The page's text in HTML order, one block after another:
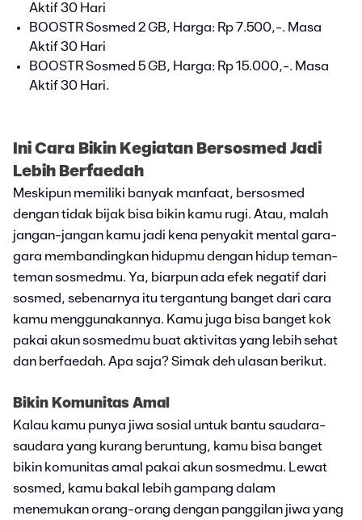
Aktif 30 Hari
BOOSTR Sosmed 2 GB, Harga: Rp 7.500,-. Masa
Aktif 30 Hari
BOOSTR Sosmed 5 GB, Harga: Rp 15.000,-. Masa
Aktif 30 Hari.
Ini Cara Bikin Kegiatan Bersosmed Jadi
Lebih Berfaedah
Meskipun memiliki banyak manfaat, bersosmed
dengan tidak bijak bisa bikin kamu rugi. Atau, malah
jangan-jangan kamu jadi kena penyakit mental gara-
gara membandingkan hidupmu dengan hidup teman-
teman sosmedmu. Ya, biarpun ada efek negatif dari
sosmed, sebenarnya itu tergantung banget dari cara
kamu menggunakannya. Kamu juga bisa banget kok
pakai akun sosmedmu buat aktivitas yang lebih sehat
dan berfaedah. Apa saja? Simak deh ulasan berikut.
Bikin Komunitas Amal
Kalau kamu punya jiwa sosial untuk bantu saudara-
saudara yang kurang beruntung, kamu bisa banget
bikin komunitas amal pakai akun sosmedmu. Lewat
sosmed, kamu bakal lebih gampang dalam
menemukan orang-orang dengan panggilan jiwa yang